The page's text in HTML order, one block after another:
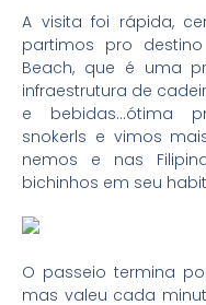
A visita foi rápida,
partimos pro
Beach, que é uma
infraestrutura de
e bebidas…ótima
snokerls e vimos
nemos e nas
bichinhos em seu
O passeio termina
mas valeu cada